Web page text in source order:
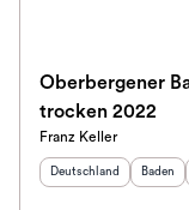
Oberbergener
trocken 2022
Franz Keller
Herkunftsland
Deutschland Baden